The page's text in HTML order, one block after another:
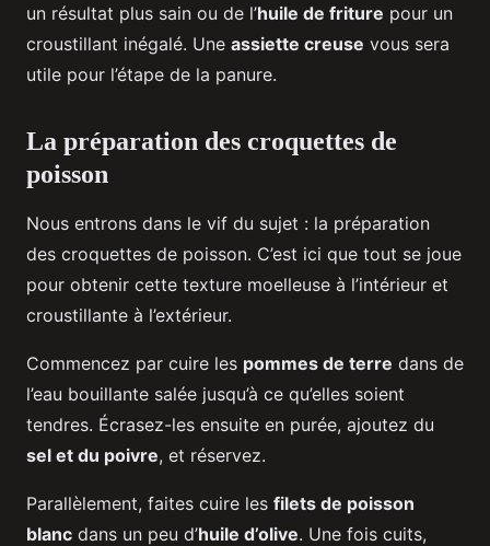
un résultat plus sain ou de l’huile de friture pour un
croustillant inégalé. Une assiette creuse vous sera
utile pour l’étape de la panure.
La préparation des croquettes de
poisson
Nous entrons dans le vif du sujet : la préparation
des croquettes de poisson. C’est ici que tout se joue
pour obtenir cette texture moelleuse à l’intérieur et
croustillante à l’extérieur.
Commencez par cuire les pommes de terre dans de
l’eau bouillante salée jusqu’à ce qu’elles soient
tendres. Écrasez-les ensuite en purée, ajoutez du
sel et du poivre, et réservez.
Parallèlement, faites cuire les filets de poisson
blanc dans un peu d’huile d’olive. Une fois cuits,